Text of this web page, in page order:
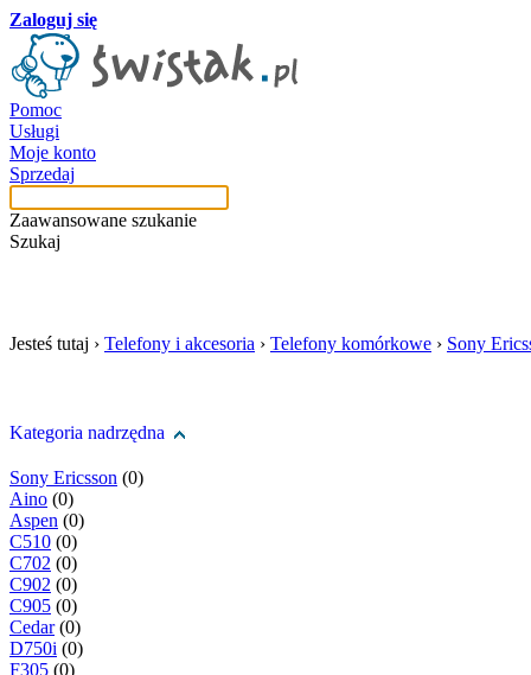
Zaloguj się
Pomoc
Usługi
Moje konto
Sprzedaj
Zaawansowane szukanie
Szukaj
Jesteś tutaj › Telefony i akcesoria › Telefony komórkowe › Sony
Kategoria nadrzędna
Sony Ericsson (0)
Aino (0)
Aspen (0)
C510 (0)
C702 (0)
C902 (0)
C905 (0)
Cedar(0)
D750i (0)
F305 (0)